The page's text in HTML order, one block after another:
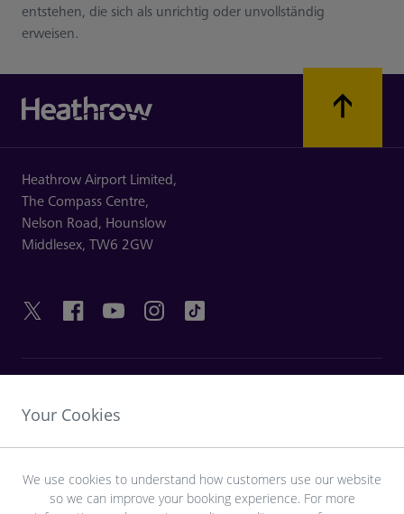
entstehen, die sich als unrichtig oder unvollständig
erweisen.
Heathrow Airport Limited,
The Compass Centre,
Nelson Road, Hounslow
Middlesex, TW6 2GW
Laden Sie die LHR-App herunter
Your Cookies
We use cookies to understand how customers use our website
so we can improve your booking experience. For more